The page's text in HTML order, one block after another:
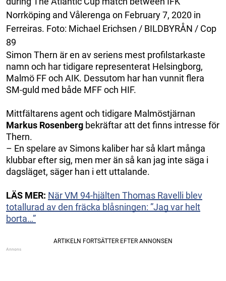
Norrköping and Vålerenga on February 7, 2020 in
Ferreiras. Foto: Michael Erichsen / BILDBYRÅN / Cop
89
Simon Thern är en av seriens mest profilstarkaste
namn och har tidigare representerat Helsingborg,
Malmö FF och AIK. Dessutom har han vunnit flera
SM-guld med både MFF och HIF.
Mittfältarens agent och tidigare Malmöstjärnan
Markus Rosenberg bekräftar att det finns intresse för
Thern.
– En spelare av Simons kaliber har så klart många
klubbar efter sig, men mer än så kan jag inte säga i
dagsläget, säger han i ett uttalande.
LÄS MER: När VM 94-hjälten Thomas Ravelli blev
totallurad av den fräcka blåsningen: ”Jag var helt
borta…”